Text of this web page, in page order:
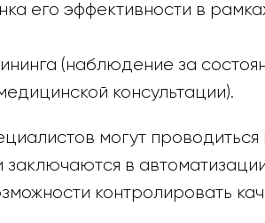
его эффективности в
(наблюдение за
консультации).
могут
в
контролировать